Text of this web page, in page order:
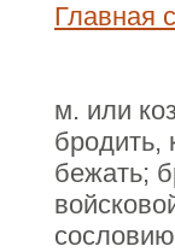
Главная
м. или
бродить,
бежать;
сословию